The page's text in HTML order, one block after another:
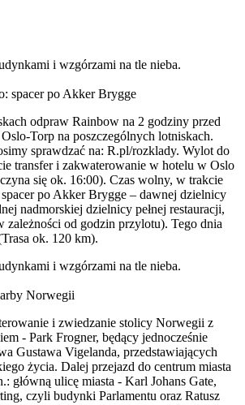
spacer po Akker Brygge
odpraw Rainbow na 2 godziny przed
Torp na poszczególnych lotniskach.
sprawdzać na: R.pl/rozklady. Wylot do
transfer i zakwaterowanie w hotelu w Oslo
się ok. 16:00). Czas wolny, w trakcie
po Akker Brygge – dawnej dzielnicy
nadmorskiej dzielnicy pełnej restauracji,
od godzin przylotu). Tego dnia
ok. 120 km).
Norwegii
i zwiedzanie stolicy Norwegii z
- Park Frogner, będący jednocześnie
Gustawa Vigelanda, przedstawiających
życia. Dalej przejazd do centrum miasta
główną ulicę miasta - Karl Johans Gate,
czyli budynki Parlamentu oraz Ratusz